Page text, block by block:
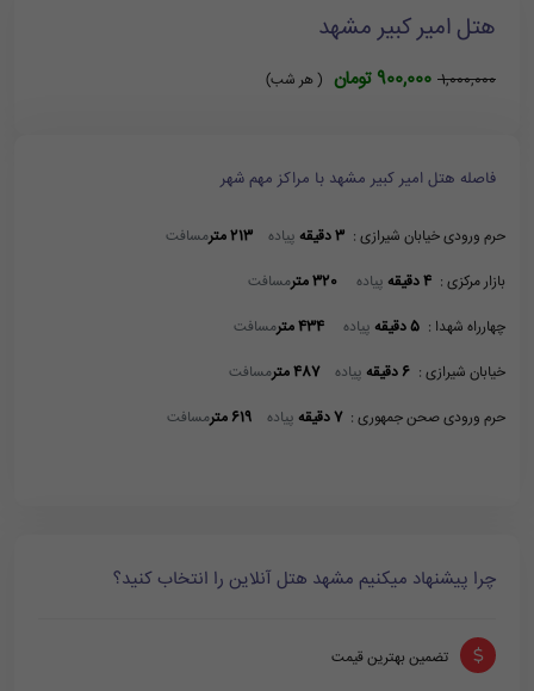
هتل امیر کبیر مشهد
1,000,000 900,000 تومان ( هر شب)
فاصله هتل امیر کبیر مشهد با مراکز مهم شهر
حرم ورودی خیابان شیرازی : 3 دقیقه پیاده 213 متر
مسافت
بازار مرکزی : 4 دقیقه پیاده 320 متر
مسافت
چهارراه شهدا : 5 دقیقه پیاده 434 متر
مسافت
خیابان شیرازی : 6 دقیقه پیاده 487 متر
مسافت
حرم ورودی صحن جمهوری : 7 دقیقه پیاده 619 متر مسافت
چرا پیشنهاد میکنیم مشهد هتل آنلاین را انتخاب کنید؟
تضمین بهترین قیمت